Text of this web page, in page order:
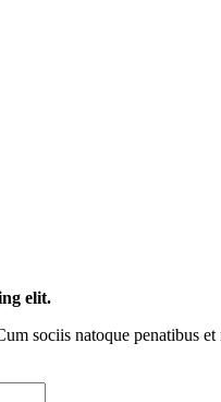
elit.
sociis natoque penatibus